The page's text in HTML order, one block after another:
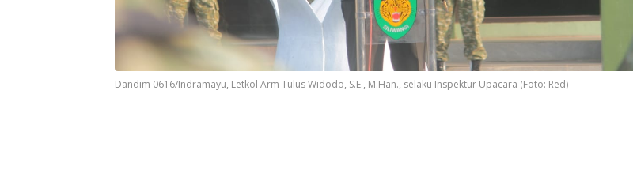
Dandim 0616/Indramayu, Letkol Arm Tulus Widodo, S.E., M.Han., selaku Inspektur Upacara (Foto: Red)